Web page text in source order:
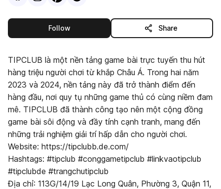
Followthis publisher Share
TIPCLUB là một nền tảng game bài trực tuyến thu hút
hàng triệu người chơi từ khắp Châu Á. Trong hai năm
2023 và 2024, nền tảng này đã trở thành điểm đến
hàng đầu, nơi quy tụ những game thủ có cùng niềm đam
mê. TIPCLUB đã thành công tạo nên một cộng đồng
game bài sôi động và đầy tính cạnh tranh, mang đến
những trải nghiệm giải trí hấp dẫn cho người chơi.
Website: https://tipclubb.de.com/
Hashtags: #tipclub #conggametipclub #linkvaotipclub
#tipclubde #trangchutipclub
Địa chỉ: 113G/14/19 Lạc Long Quân, Phường 3, Quận 11,